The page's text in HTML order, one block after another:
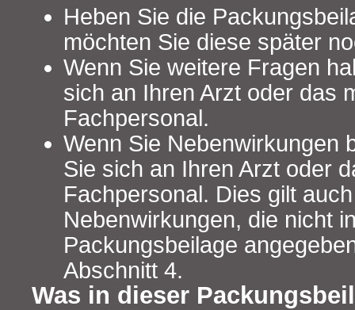
Heben Sie die
möchten Sie diese später
Wenn Sie weitere Fragen
sich an Ihren Arzt oder das
Fachpersonal.
Wenn Sie Nebenwirkungen
Sie sich an Ihren Arzt oder
Fachpersonal. Dies gilt
Nebenwirkungen, die nicht
Packungsbeilage
Abschnitt 4.
Was in dieser